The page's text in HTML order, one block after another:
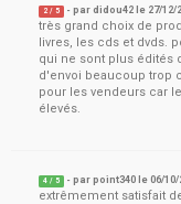
2 / 5 - pardidou42 le 27/12/
très grand choix de
livres, les cds et dvds.
qui ne sont plus édités
d'envoi beaucoup trop
pour les vendeurs car
élevés.
4 / 5 - parpoint340 le06/10/
extrêmement satisfait